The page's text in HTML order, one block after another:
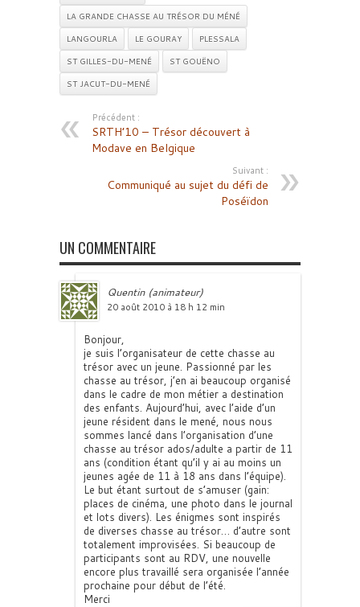
LA GRANDE CHASSE AU TRÉSOR DU MÉNÉ
LANGOURLA
LE GOURAY
PLESSALA
ST GILLES-DU-MENÉ
ST GOUËNO
ST JACUT-DU-MENÉ
Précédent :
SRTH’10 – Trésor découvert à
Modave en Belgique
Suivant :
Communiqué au sujet du défi de
Poséïdon
UN COMMENTAIRE
Quentin (animateur)
20 août 2010 à 18 h 12 min
Bonjour,
je suis l’organisateur de cette chasse au
trésor avec un jeune. Passionné par les
chasse au trésor, j’en ai beaucoup organisé
dans le cadre de mon métier a destination
des enfants. Aujourd’hui, avec l’aide d’un
jeune résident dans le mené, nous nous
sommes lancé dans l’organisation d’une
chasse au trésor ados/adulte a partir de 11
ans (condition étant qu’il y ai au moins un
jeunes agée de 11 à 18 ans dans l’équipe).
Le but étant surtout de s’amuser (gain:
places de cinéma, une photo dans le journal
et lots divers). Les énigmes sont inspirés
de diverses chasse au trésor… d’autre sont
totalement improvisées. Si beaucoup de
participants sont au RDV, une nouvelle
encore plus travaillé sera organisée l’année
prochaine pour début de l’été.
Merci